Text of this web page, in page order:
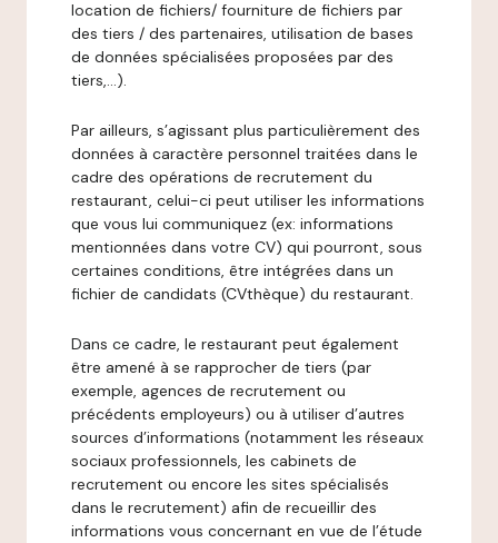
location de fichiers/ fourniture de fichiers par
des tiers / des partenaires, utilisation de bases
de données spécialisées proposées par des
tiers,…).
Par ailleurs, s’agissant plus particulièrement des
données à caractère personnel traitées dans le
cadre des opérations de recrutement du
restaurant, celui-ci peut utiliser les informations
que vous lui communiquez (ex: informations
mentionnées dans votre CV) qui pourront, sous
certaines conditions, être intégrées dans un
fichier de candidats (CVthèque) du restaurant.
Dans ce cadre, le restaurant peut également
être amené à se rapprocher de tiers (par
exemple, agences de recrutement ou
précédents employeurs) ou à utiliser d’autres
sources d’informations (notamment les réseaux
sociaux professionnels, les cabinets de
recrutement ou encore les sites spécialisés
dans le recrutement) afin de recueillir des
informations vous concernant en vue de l’étude